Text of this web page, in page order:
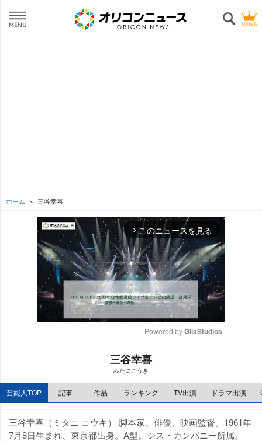
ホーム 三谷幸喜
arrow_forward_ios このニュースを見る
e
Powered by GliaStudios
三谷幸喜
みたにこうき
芸能人TOP 記事 作品 ランキング TV出演 ドラマ出演
三谷幸喜（ミタニ コウキ） 脚本家、俳優、映画監督。1961年
7月8日生まれ、東京都出身。A型。シス・カンパニー所属。